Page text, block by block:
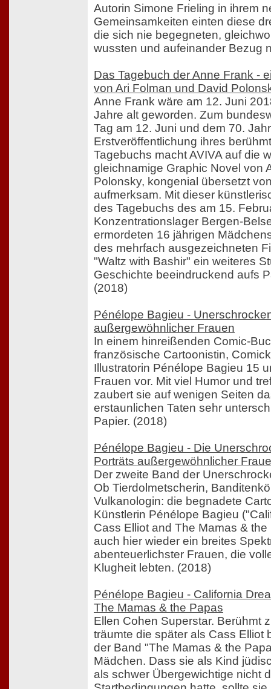
Autorin Simone Frieling in ihrem
Gemeinsamkeiten einten diese
die sich nie begegneten,
wussten und aufeinander Bezug
Das Tagebuch der Anne Frank -
von Ari Folman und David
Anne Frank wäre am 12. Juni
Jahre alt geworden. Zum
Tag am 12. Juni und dem 70.
Erstveröffentlichung ihres
Tagebuchs macht AVIVA auf die
gleichnamige Graphic Novel von
Polonsky, kongenial übersetzt
aufmerksam. Mit dieser
des Tagebuchs des am 15.
Konzentrationslager Bergen-
ermordeten 16 jährigen
des mehrfach ausgezeichneten
"Waltz with Bashir" ein weiteres
Geschichte beeindruckend aufs
(2018)
Pénélope Bagieu -
außergewöhnlicher Frauen
In einem hinreißenden Comic-
französische Cartoonistin,
Illustratorin Pénélope Bagieu 15
Frauen vor. Mit viel Humor und
zaubert sie auf wenigen Seiten
erstaunlichen Taten sehr
Papier. (2018)
Pénélope Bagieu - Die
Porträts außergewöhnlicher
Der zweite Band der
Ob Tierdolmetscherin,
Vulkanologin: die begnadete
Künstlerin Pénélope Bagieu
Cass Elliot and The Mamas &
auch hier wieder ein breites
abenteuerlichster Frauen, die
Klugheit lebten. (2018)
Pénélope Bagieu - California
The Mamas & the Papas
Ellen Cohen Superstar. Berühmt
träumte die später als Cass Elliot
der Band "The Mamas & the
Mädchen. Dass sie als Kind
als schwer Übergewichtige nicht